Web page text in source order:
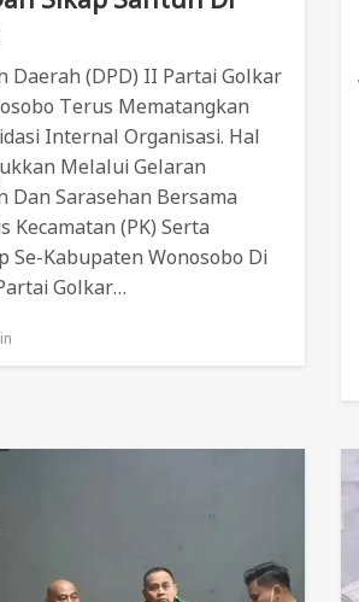
Daerah (DPD) II Partai Golkar
Terus Mematangkan
Internal Organisasi. Hal
Melalui Gelaran
Dan Sarasehan Bersama
Kecamatan (PK) Serta
Se-Kabupaten Wonosobo Di
Golkar…